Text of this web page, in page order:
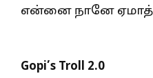
என்னை நானே
Gopi’s Troll 2.0